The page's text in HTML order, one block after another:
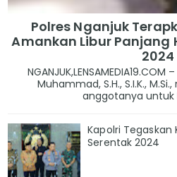
Polres Nganjuk
Amankan Libur Panjang
2024
Muhammad, S.H., S.I.K.,
anggotanya untuk
Kapolri Tegaskan
Serentak 2024